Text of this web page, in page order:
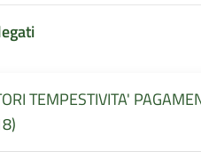
TEMPESTIVITA'